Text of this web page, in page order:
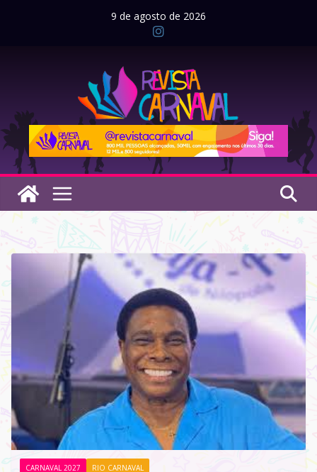
9 de agosto de 2026
CARNAVAL 2027 RIO CARNAVAL